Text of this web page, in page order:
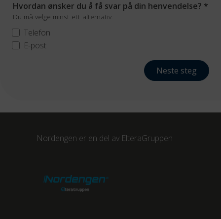
Hvordan ønsker du å få svar på din henvendelse? *
Du må velge minst ett alternativ.
Telefon
E-post
Neste steg
Nordengen er en del av ElteraGruppen